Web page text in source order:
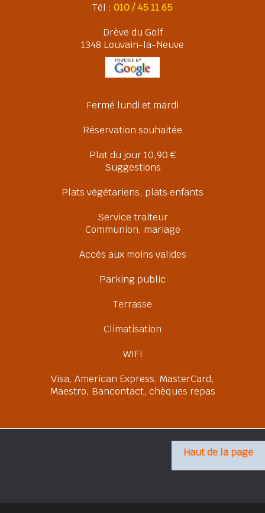
Tél : 010 / 45 11 65
Drève du Golf
1348 Louvain-la-Neuve
Fermé lundi et mardi
Réservation souhaitée
Plat du jour 10,90 €
Suggestions
Plats végétariens, plats enfants
Service traiteur
Communion, mariage
Accès aux moins valides
Parking public
Terrasse
Climatisation
WIFI
Visa, American Express, MasterCard,
Maestro, Bancontact, chèques repas
Haut de la page